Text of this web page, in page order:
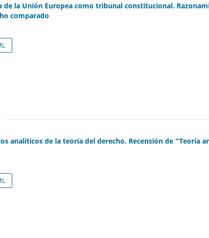
de la Unión Europea como tribunal constitucional.
comparado
analíticos de la teoría del derecho. Recensión de “Teoría